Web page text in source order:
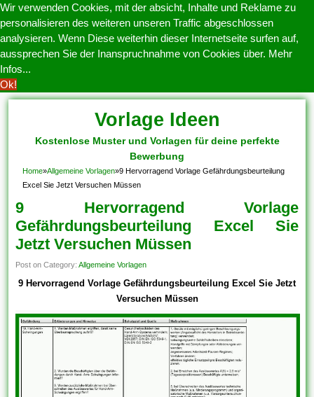
Wir verwenden Cookies, mit der absicht, Inhalte und Reklame zu
personalisieren des weiteren unseren Traffic abgeschlossen
analysieren. Wenn Diese weiterhin dieser Internetseite surfen auf,
aussprechen Sie der Inanspruchnahme von Cookies über. Mehr
Infos...
Ok!
Vorlage Ideen
Kostenlose Muster und Vorlagen für deine perfekte
Bewerbung
Home»Allgemeine Vorlagen»9 Hervorragend Vorlage Gefährdungsbeurteilung
Excel Sie Jetzt Versuchen Müssen
9 Hervorragend Vorlage
Gefährdungsbeurteilung Excel Sie
Jetzt Versuchen Müssen
Post on Category:Allgemeine Vorlagen
9 Hervorragend Vorlage Gefährdungsbeurteilung Excel Sie Jetzt
Versuchen Müssen